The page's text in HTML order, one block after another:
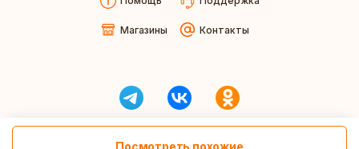
Посмотреть похожие
Магазины Контакты